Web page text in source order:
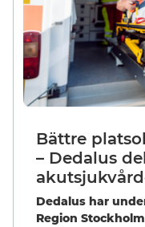
Bättre
– Dedalus
Dedalus har
Region